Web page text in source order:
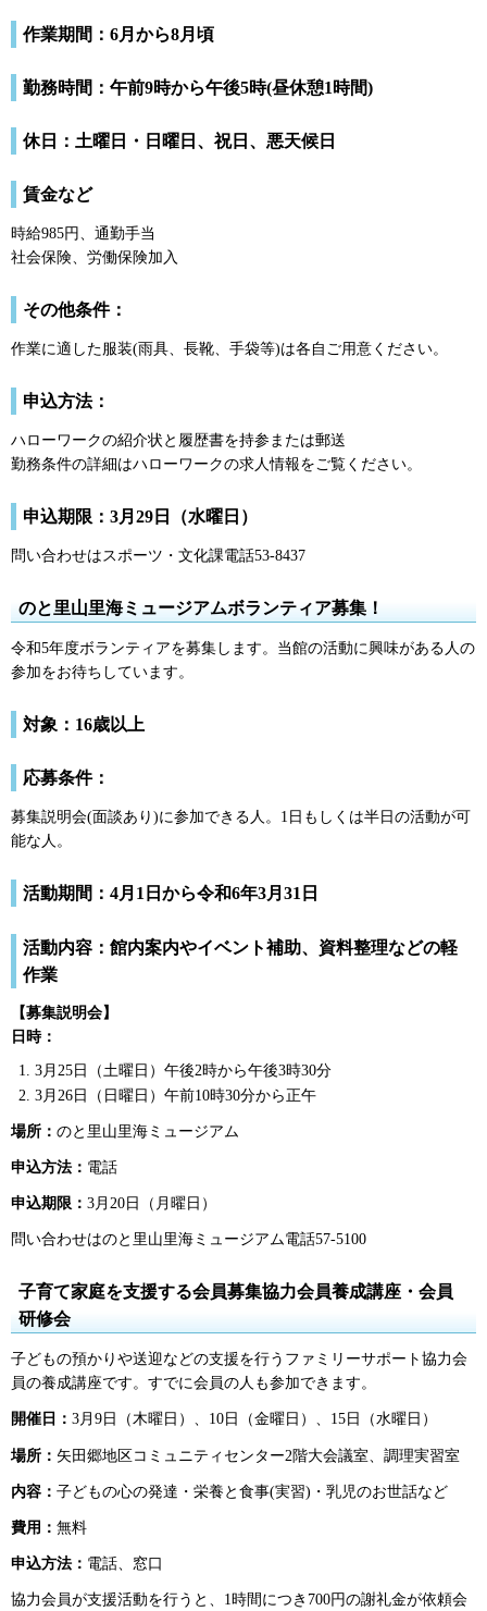
作業期間：6月から8月頃
勤務時間：午前9時から午後5時(昼休憩1時間)
休日：土曜日・日曜日、祝日、悪天候日
賃金など
時給985円、通勤手当
社会保険、労働保険加入
その他条件：
作業に適した服装(雨具、長靴、手袋等)は各自ご用意ください。
申込方法：
ハローワークの紹介状と履歴書を持参または郵送
勤務条件の詳細はハローワークの求人情報をご覧ください。
申込期限：3月29日（水曜日）
問い合わせはスポーツ・文化課電話53-8437
のと里山里海ミュージアムボランティア募集！
令和5年度ボランティアを募集します。当館の活動に興味がある人の
参加をお待ちしています。
対象：16歳以上
応募条件：
募集説明会(面談あり)に参加できる人。1日もしくは半日の活動が可
能な人。
活動期間：4月1日から令和6年3月31日
活動内容：館内案内やイベント補助、資料整理などの軽
作業
【募集説明会】
日時：
3月25日（土曜日）午後2時から午後3時30分
3月26日（日曜日）午前10時30分から正午
場所： のと里山里海ミュージアム
申込方法： 電話
申込期限： 3月20日（月曜日）
問い合わせはのと里山里海ミュージアム電話57-5100
子育て家庭を支援する会員募集協力会員養成講座・会員
研修会
子どもの預かりや送迎などの支援を行うファミリーサポート協力会
員の養成講座です。すでに会員の人も参加できます。
開催日： 3月9日（木曜日）、10日（金曜日）、15日（水曜日）
場所： 矢田郷地区コミュニティセンター2階大会議室、調理実習室
内容： 子どもの心の発達・栄養と食事(実習)・乳児のお世話など
費用： 無料
申込方法： 電話、窓口
協力会員が支援活動を行うと、1時間につき700円の謝礼金が依頼会